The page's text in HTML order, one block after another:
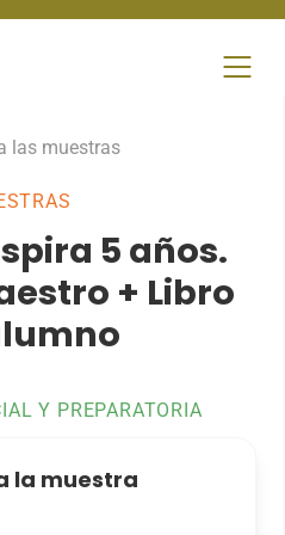
las muestras
5 años.
+ Libro
Y PREPARATORIA
la muestra